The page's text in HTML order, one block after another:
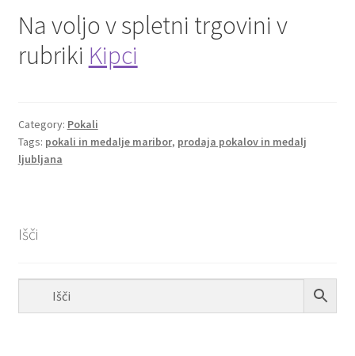
Na voljo v spletni trgovini v
rubriki Kipci
Category: Pokali
Tags: pokali in medalje maribor, prodaja pokalov in medalj
ljubljana
Išči